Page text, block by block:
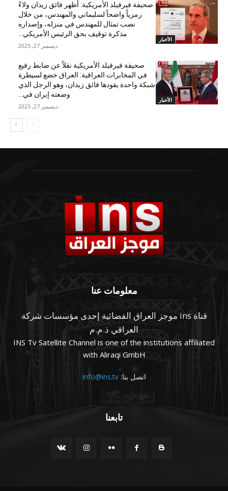
الأخبار
صحيفة فيرفيلد الأمريكية: أظهر فائق زيدان ولاءً
رمزياً واضحاً لسليماني والمهندس، من خلال
نصب تمثال للمهندس في منزله، وإصداره
مذكرة توقيف بحق الرئيس الأمريكي...
ديسمبر 27, 2025
الأخبار
صحيفة فيرفيلد الأمريكية نقلاً عن ضابط رفيع
في المخابرات العراقية: العراق خضع لسيطرة
شبكة واحدة يقودها فائق زيدان، وهو الرجل الذي
وضعته إيران في...
ديسمبر 27, 2025
معلومات عنا
قناة ins موجز العراق الفضائية إحدى مؤسسات شركة
العراقي ذ.م.م
INS Tv Satellite Channel is one of the institutions affiliated
with Aliraqi GmbH
اتصل بنا:info@ins.tv
تابعنا